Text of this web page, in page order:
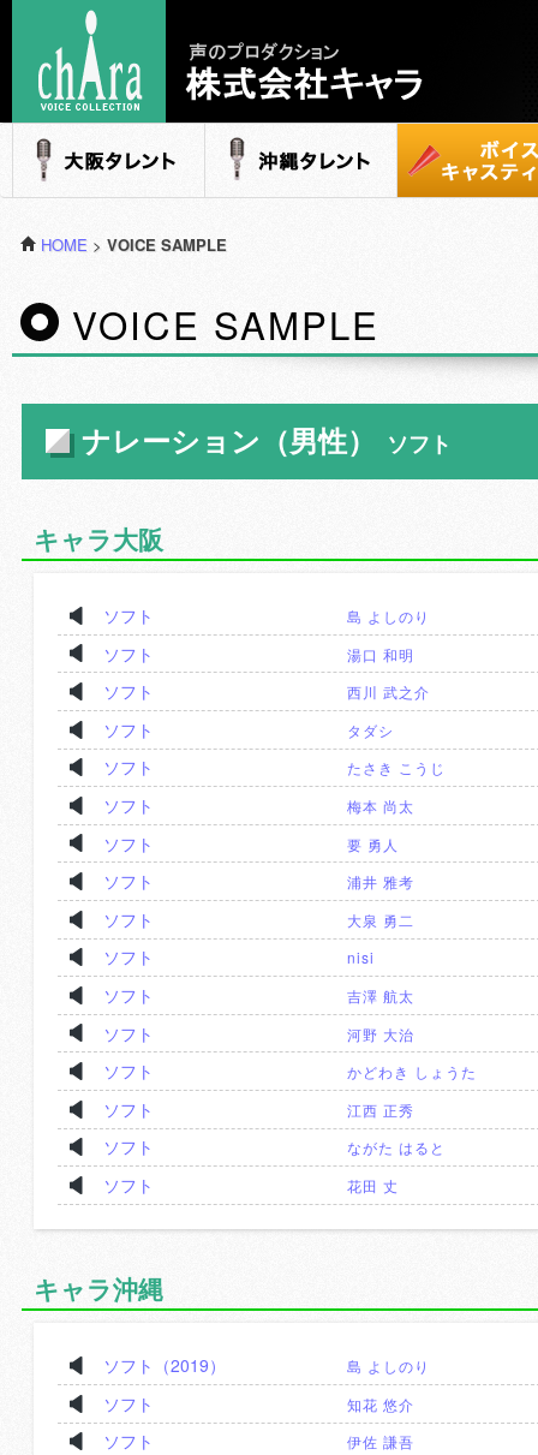
声のプロダクション - 株式会社キャラ
大阪タレント
HOME > VOICE SAMPLE
VOICE SAMPLE
ナレーション（男性） ソフト
キャラ大阪
ソフト 島 よしのり
ソフト 湯口 和明
ソフト 西川 武之介
ソフト タダシ
ソフト たさき こうじ
ソフト 梅本 尚太
ソフト 要 勇人
ソフト 浦井 雅考
ソフト 大泉 勇二
ソフト nisi
ソフト 吉澤 航太
ソフト 河野 大治
ソフト かどわき しょうた
ソフト 江西 正秀
ソフト ながた はると
ソフト 花田 丈
キャラ沖縄
ソフト（2019） 島 よしのり
ソフト 知花 悠介
ソフト 伊佐 謙吾